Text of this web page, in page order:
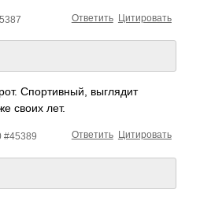
Цитировать
Ответить
Спортивный, выглядит
своих лет.
#45389 Цитировать
Ответить